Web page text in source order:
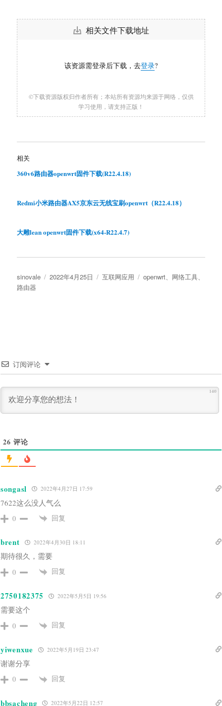
相关文件下载地址
该资源需登录后下载，去登录?
©下载资源版权归作者所有；本站所有资源均来源于网络，仅供
学习使用，请支持正版！
相关
360v6路由器openwrt固件下载(R22.4.18)
Redmi小米路由器AX5京东云无线宝刷openwrt（R22.4.18）
大雕lean openwrt固件下载(x64-R22.4.7)
作
者
sinovale
发
2022年4月25日
分
互联网应用
标
openwrt、 网络工具、
路由器
订阅评论
140
26 评论
songasl 2022年4月27日 17:59
7622这么没人气么
0 回复
brent 2022年4月30日 18:11
期待很久，需要
0 回复
2750182375 2022年5月5日 19:56
需要这个
0 回复
yiwenxue 2022年5月19日 23:47
谢谢分享
0 回复
bbsacheng 2022年5月22日 12:57